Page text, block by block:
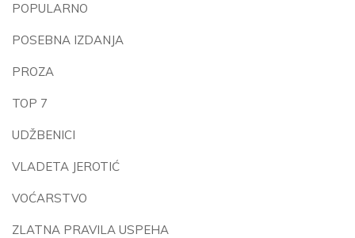
POPULARNO
POSEBNA IZDANJA
PROZA
TOP 7
UDŽBENICI
VLADETA JEROTIĆ
VOĆARSTVO
ZLATNA PRAVILA USPEHA